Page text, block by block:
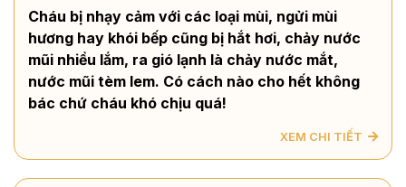
Cháu bị nhạy cảm với các loại mùi, ngửi mùi
hương hay khói bếp cũng bị hắt hơi, chảy nước
mũi nhiều lắm, ra gió lạnh là chảy nước mắt,
nước mũi tèm lem. Có cách nào cho hết không
bác chứ cháu khó chịu quá!
XEM CHI TIẾT